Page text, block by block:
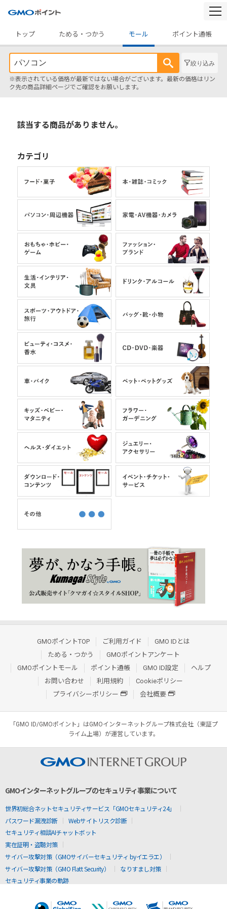
トップ
ためる・つかう モール ポイント通帳
絞り込み
※表示されている価格が最新ではない場合がございます。最新の価格はリン
ク先の商品詳細ページでご確認をお願いします。
該当する商品がありません。
カテゴリ
GMOポイントTOP ご利用ガイド
GMO IDとは
ためる・つかう
GMOポイントアンケート
GMOポイントモール
ポイント通帳 GMO ID設定
ヘルプ
お問い合わせ
利用規約
Cookieポリシー
プライバシーポリシー
会社概要
「GMO ID/GMOポイント」はGMOインターネットグループ株式会社（東証プ
ライム上場）が運営しています。
GMOインターネットグループのセキュリティ事業について
世界初総合ネットセキュリティサービス「GMOセキュリティ24」
パスワード漏洩診断
Webサイトリスク診断
セキュリティ相談AIチャットボット
実在証明・盗聴対策
サイバー攻撃対策（GMOサイバーセキュリティ byイエラエ）
サイバー攻撃対策（GMO Flatt Security）
なりすまし対策
セキュリティ事業の軌跡